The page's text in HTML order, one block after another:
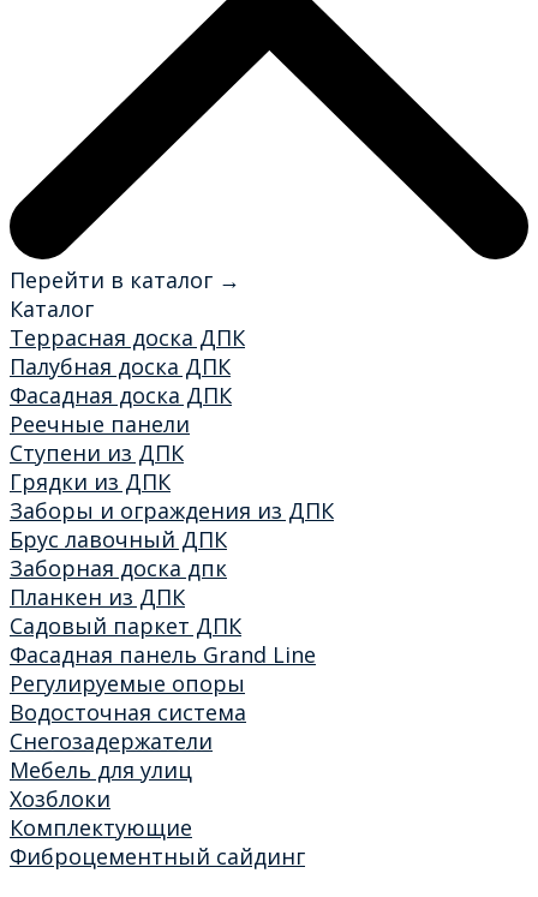
Перейти в каталог →
Каталог
Террасная доска ДПК
Палубная доска ДПК
Фасадная доска ДПК
Реечные панели
Ступени из ДПК
Грядки из ДПК
Заборы и ограждения из ДПК
Брус лавочный ДПК
Заборная доска дпк
Планкен из ДПК
Садовый паркет ДПК
Фасадная панель Grand Line
Регулируемые опоры
Водосточная система
Снегозадержатели
Мебель для улиц
Хозблоки
Комплектующие
Фиброцементный сайдинг